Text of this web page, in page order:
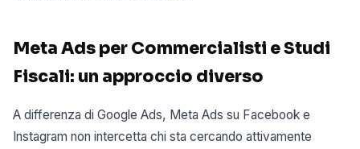
Meta Ads per Commercialisti e Studi
Fiscali: un approccio diverso
A differenza di Google Ads, Meta Ads su Facebook e
Instagram non intercetta chi sta cercando attivamente